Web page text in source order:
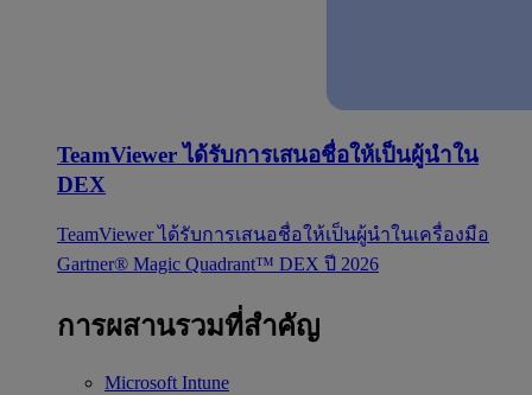
TeamViewer ได้รับการเสนอชื่อให้เป็นผู้นำใน
DEX
TeamViewer ได้รับการเสนอชื่อให้เป็นผู้นำในเครื่องมือ
Gartner® Magic Quadrant™ DEX ปี 2026
การผสานรวมที่สำคัญ
Microsoft Intune